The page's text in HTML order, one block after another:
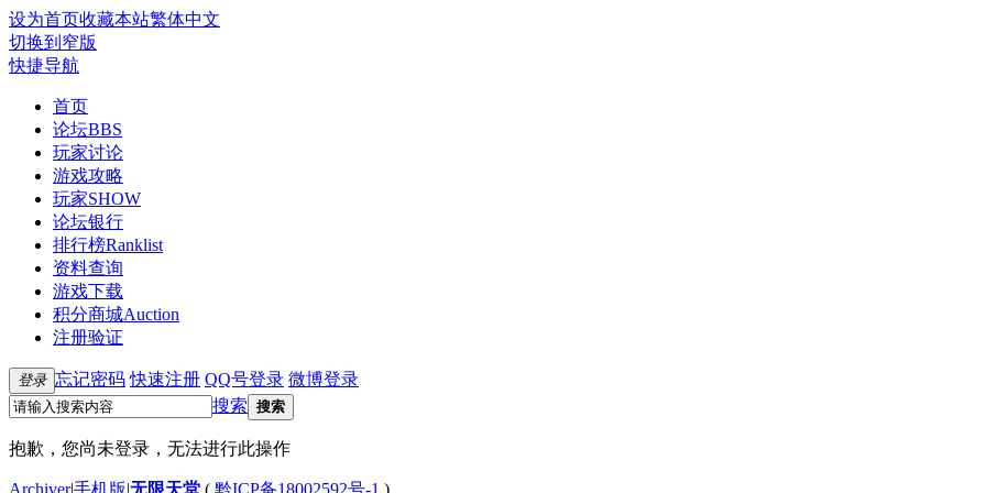
设为首页收藏本站繁体中文
切换到窄版
快捷导航
首页
论坛BBS
玩家讨论
游戏攻略
玩家SHOW
论坛银行
排行榜Ranklist
资料查询
游戏下载
积分商城Auction
注册验证
登录 忘记密码 快速注册 QQ号登录 微博登录
搜索 搜索
抱歉，您尚未登录，无法进行此操作
Archiver|手机版|无限天堂 ( 黔ICP备18002592号-1 )